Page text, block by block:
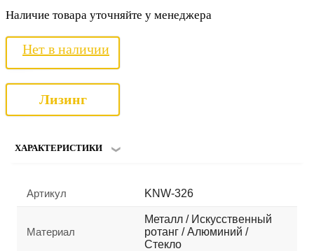
Наличие товара уточняйте у менеджера
Нет в наличии
Лизинг
ХАРАКТЕРИСТИКИ
Артикул KNW-326
Материал
Металл / Искусственный
ротанг / Алюминий /
Стекло